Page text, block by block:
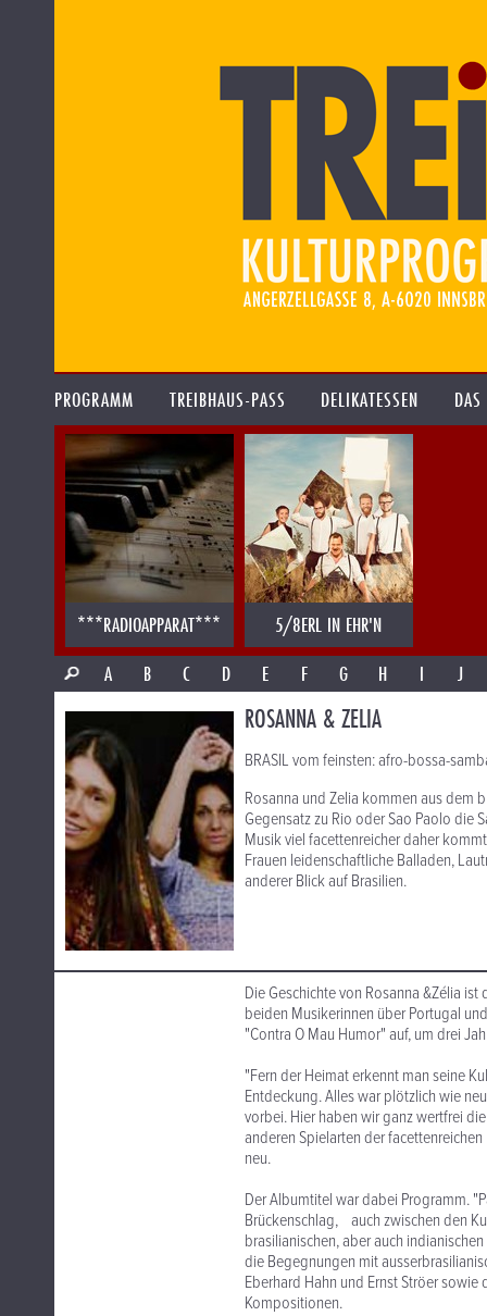
PROGRAMM TREIBHAUS-PASS DELIKATESSEN
***RADIOAPPARAT***
5/8ERL IN EHR'N
A
B C D E F G H I J
ROSANNA & ZELIA
BRASIL vom feinsten: afro-bossa-
Rosanna und Zelia kommen aus dem
Gegensatz zu Rio oder Sao Paolo die
Musik viel facettenreicher daher
Frauen leidenschaftliche Balladen,
anderer Blick auf Brasilien.
Die Geschichte von Rosanna &Zélia
beiden Musikerinnen über Portugal
"Contra O Mau Humor" auf, um drei
"Fern der Heimat erkennt man seine
Entdeckung. Alles war plötzlich wie
vorbei. Hier haben wir ganz wertfrei
anderen Spielarten der
neu.
Der Albumtitel war dabei Programm.
Brückenschlag, auch zwischen den
brasilianischen, aber auch
die Begegnungen mit
Eberhard Hahn und Ernst Ströer
Kompositionen.